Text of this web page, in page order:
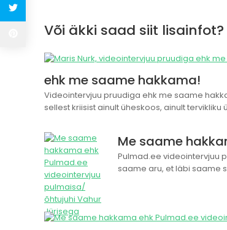
Või äkki saad siit lisainfot?
ehk me saame hakkama!
Videointervjuu pruudiga ehk me saame
sellest kriisist ainult üheskoos, ainult tervikliku
Me saame
Pulmad.ee videointervjuu
saame aru, et läbi saame